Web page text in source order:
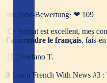
YouTube-Bewertung· ❤ 109
Ce format est excellent, mes
d'apprendre le français, fais-
🇮🇹 Stefano T.
🎬 Learn French With News #3